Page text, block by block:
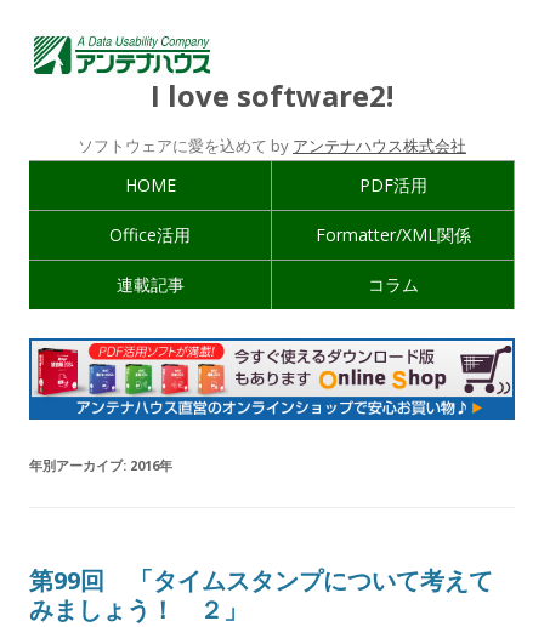
I love software2!
ソフトウェアに愛を込めて by アンテナハウス株式会社
HOME PDF活用
Office活用 Formatter/XML関係
連載記事 コラム
年別アーカイブ: 2016年
第99回 「タイムスタンプについて考えて
みましょう！ ２」